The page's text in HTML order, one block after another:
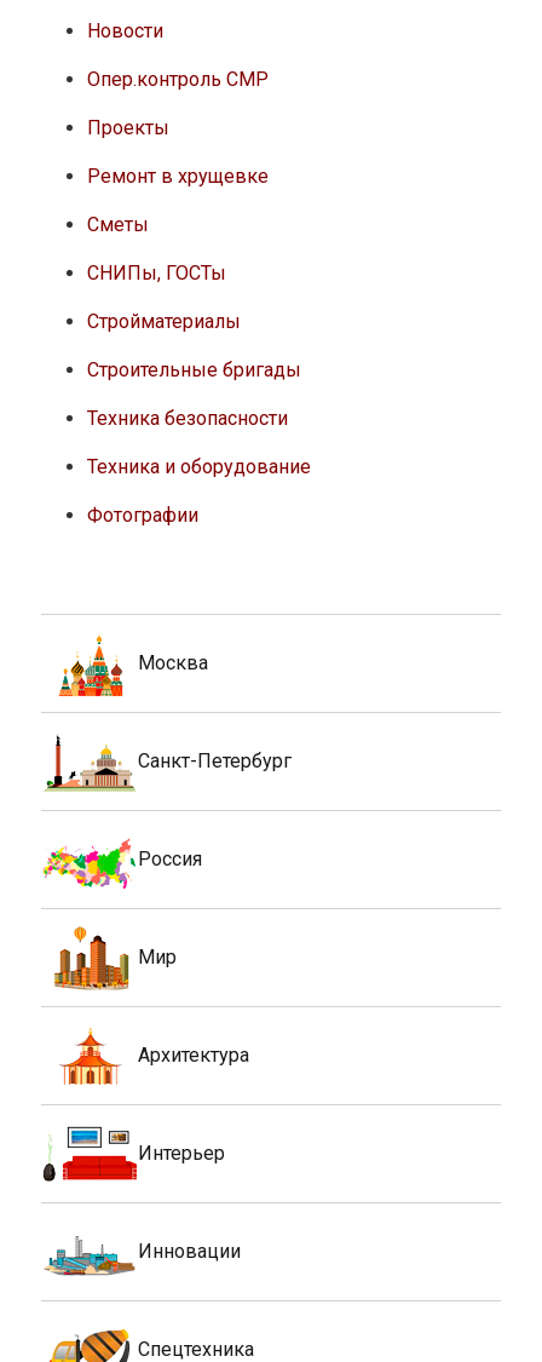
Новости
Опер.контроль СМР
Проекты
Ремонт в хрущевке
Сметы
СНИПы, ГОСТы
Стройматериалы
Строительные бригады
Техника безопасности
Техника и оборудование
Фотографии
Москва
Санкт-Петербург
Россия
Мир
Архитектура
Интерьер
Инновации
Спецтехника